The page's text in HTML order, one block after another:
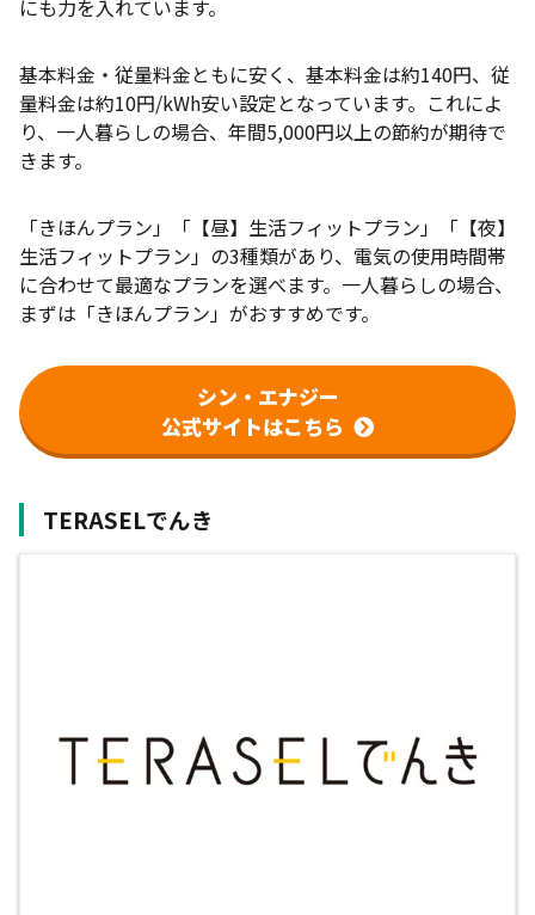
にも力を入れています。
基本料金・従量料金ともに安く、基本料金は約140円、従
量料金は約10円/kWh安い設定となっています。これによ
り、一人暮らしの場合、年間5,000円以上の節約が期待で
きます。
「きほんプラン」「【昼】生活フィットプラン」「【夜】
生活フィットプラン」の3種類があり、電気の使用時間帯
に合わせて最適なプランを選べます。一人暮らしの場合、
まずは「きほんプラン」がおすすめです。
シン・エナジー
公式サイトはこちら
TERASELでんき